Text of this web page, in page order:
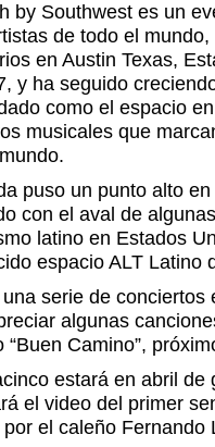
by Southwest es un
de todo el
en Austin Texas,
y ha seguido
como el espacio
musicales que
puso un punto alto
con el aval de
latino en Estados
espacio ALT Latino
serie de
algunas
“Buen Camino”,
estará en abril
el video del primer
el caleño Fernando